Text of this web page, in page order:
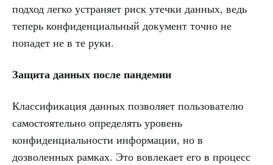
подход легко устраняет риск утечки данных, ведь
теперь конфиденциальный документ точно не
попадет не в те руки.
Защита данных после пандемии
Классификация данных позволяет пользователю
самостоятельно определять уровень
конфиденциальности информации, но в
дозволенных рамках. Это вовлекает его в процесс